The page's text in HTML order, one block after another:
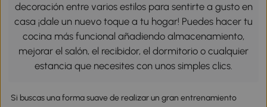
decoración entre varios estilos para sentirte a gusto en
casa ¡dale un nuevo toque a tu hogar! Puedes hacer tu
cocina más funcional añadiendo almacenamiento,
mejorar el salón, el recibidor, el dormitorio o cualquier
estancia que necesites con unos simples clics.
Si buscas una forma suave de realizar un gran entrenamiento